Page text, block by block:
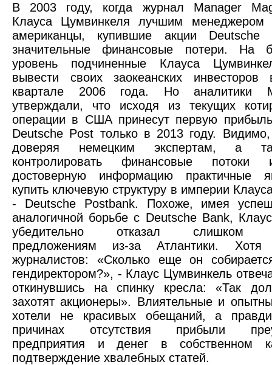
В 2003 году, когда журнал Manager
Клауса Цумвинкеля лучшим менеджером
американцы, купившие акции Deutsche
значительные финансовые потери. На
уровень подчиненные Клауса
вывести своих заокеанских инвесторов
квартале 2006 года. Но аналитики
утверждали, что исходя из текущих
операции в США принесут первую
Deutsche Post только в 2013 году.
доверяя немецким экспертам, а
контролировать финансовые потоки
достоверную информацию практичные
купить ключевую структуру в империи
- Deutsche Postbank. Похоже, имея
аналогичной борьбе с Deutsche Bank,
убедительно отказал слишком
предложениям из-за Атлантики.
журналистов: «Сколько еще он
гендиректором?», - Клаус Цумвинкель
откинувшись на спинку кресла: «Так
захотят акционеры». Влиятельные и
хотели не красивых обещаний, а
причинах отсутствия прибыли
предприятия и денег в собственном
подтверждение хвалебных статей.